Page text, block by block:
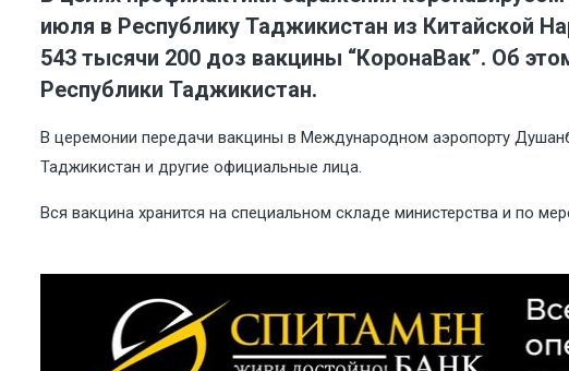
июля в Республику Таджикистан из Китайской
543 тысячи 200 доз вакцины “КоронаВак”. Об
Республики Таджикистан.
В церемонии передачи вакцины в Международном аэропорту
Таджикистан и другие официальные лица.
Вся вакцина хранится на специальном складе министерства и по